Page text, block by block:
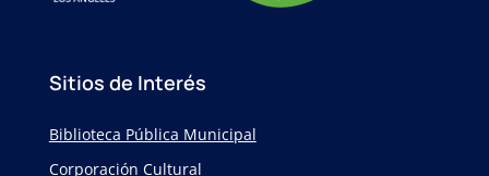
Sitios de Interés
Biblioteca Pública Municipal
Corporación Cultural